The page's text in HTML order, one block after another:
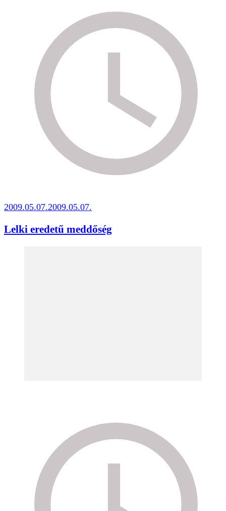
2009.05.07.2009.05.07.
Lelki eredetű meddőség